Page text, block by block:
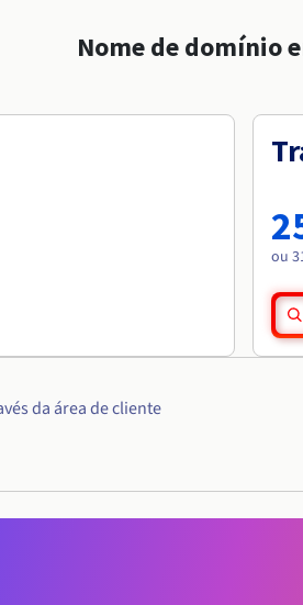
Nome de domínio
ou
da área de cliente